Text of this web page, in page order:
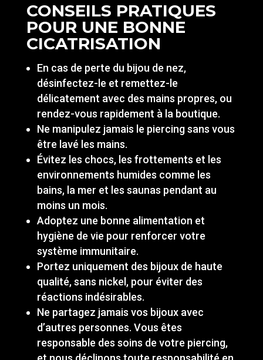
CONSEILS PRATIQUES
POUR UNE BONNE
CICATRISATION
En cas de perte du bijou de nez,
désinfectez-le et remettez-le
délicatement avec des mains propres, ou
rendez-vous rapidement à la boutique.
Ne manipulez jamais le piercing sans vous
être lavé les mains.
Évitez les chocs, les frottements et les
environnements humides comme les
bains, la mer et les saunas pendant au
moins un mois.
Adoptez une bonne alimentation et
hygiène de vie pour renforcer votre
système immunitaire.
Portez uniquement des bijoux de haute
qualité, sans nickel, pour éviter des
réactions indésirables.
Ne partagez jamais vos bijoux avec
d’autres personnes. Vous êtes
responsable des soins de votre piercing,